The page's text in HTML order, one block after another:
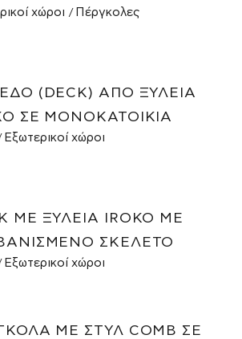
χώροι Πέργκολες
(DECK) ΑΠΌ ΞΥΛΕΊΑ
ΣΕ ΜΟΝΟΚΑΤΟΙΚΊΑ
Εξωτερικοί χώροι
ΜΕ ΞΥΛΕΊΑ IROKO ΜΕ
ΣΚΕΛΕΤΌ
Εξωτερικοί χώροι
ΜΕ ΣΤΥΛ COMB ΣΕ